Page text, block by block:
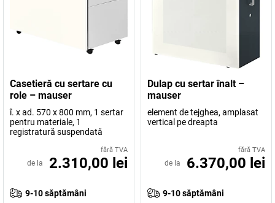
Casetieră cu sertare cu
role – mauser
î. x ad. 570 x 800 mm, 1 sertar
pentru materiale, 1
registratură suspendată
fără TVA
de la 2.310,00 lei
9-10 săptămâni
Dulap cu sertar înalt –
mauser
element de tejghea, amplasat
vertical pe dreapta
fără TVA
de la 6.370,00 lei
9-10 săptămâni